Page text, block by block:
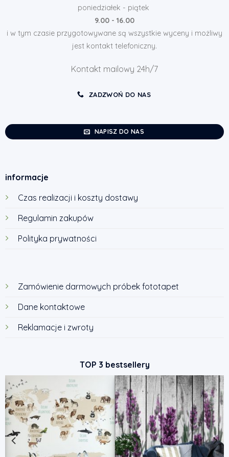
poniedziałek - piątek
9.00 - 16.00
i w tym czasie przygotowywane są wszystkie wyceny i możliwy
jest kontakt telefoniczny.
Kontakt mailowy 24h/7
ZADZWOŃ DO NAS
NAPISZ DO NAS
informacje
Czas realizacji i koszty dostawy
Regulamin zakupów
Polityka prywatności
Zamówienie darmowych próbek fototapet
Dane kontaktowe
Reklamacje i zwroty
TOP 3 bestsellery